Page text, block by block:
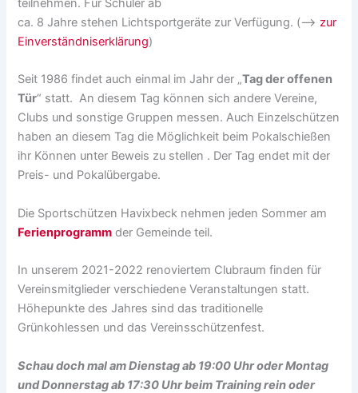
teilnehmen. Für Schüler ab
ca. 8 Jahre stehen Lichtsportgeräte zur Verfügung. (–>zur
Einverständniserklärung)
Seit 1986 findet auch einmal im Jahr der „Tag der offenen
Tür“ statt. An diesem Tag können sich andere Vereine,
Clubs und sonstige Gruppen messen. Auch Einzelschützen
haben an diesem Tag die Möglichkeit beim Pokalschießen
ihr Können unter Beweis zu stellen . Der Tag endet mit der
Preis- und Pokalübergabe.
Die Sportschützen Havixbeck nehmen jeden Sommer am
Ferienprogramm der Gemeinde teil.
In unserem 2021-2022 renoviertem Clubraum finden für
Vereinsmitglieder verschiedene Veranstaltungen statt.
Höhepunkte des Jahres sind das traditionelle
Grünkohlessen und das Vereinsschützenfest.
Schau doch mal amDienstag ab 19:00 Uhr oder Montag
und Donnerstagab 17:30 Uhr beim Training rein oder